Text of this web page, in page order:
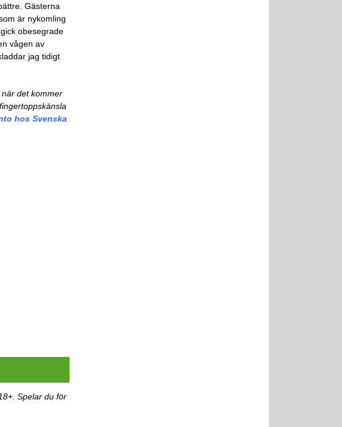
Gästerna
är nykomling
obesegrade
vågen av
jag tidigt
det kommer
hos Svenska
Spelar du för